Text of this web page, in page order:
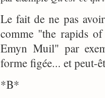
Le fait de ne pas
comme "the rapids
Emyn Muil" par
forme figée... et peut-
*B*